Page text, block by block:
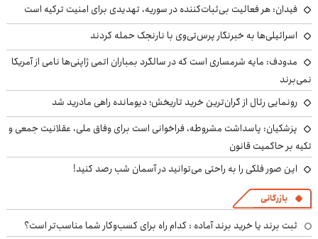
فیدان: هر فعالیت بی‌ثبات‌کننده در سوریه، تهدیدی برای امنیت ترکیه است
اسرائیلی‌ها به خبرنگار پرس‌تی‌وی با نارنجک حمله کردند
مدودف: مایه شرمساری است که در سالگرد بمباران اتمی ژاپنی‌ها نامی از آمریکا
نمی‌برند
رونمایی رئال از گران‌ترین خرید تاریخش؛ دیومانده راهی مادرید شد
پزشکیان: پاسداشت مشروطه، فراخوانی است برای وفاق ملی، عقلانیت جمعی و
تکیه بر حاکمیت قانون
این صور فلکی را به راحتی می‌توانید در آسمان شب رصد کنید!
بازرگانی
ثبت برند یا خرید برند آماده : کدام راه برای کسب‌وکار شما مناسب‌تر است؟